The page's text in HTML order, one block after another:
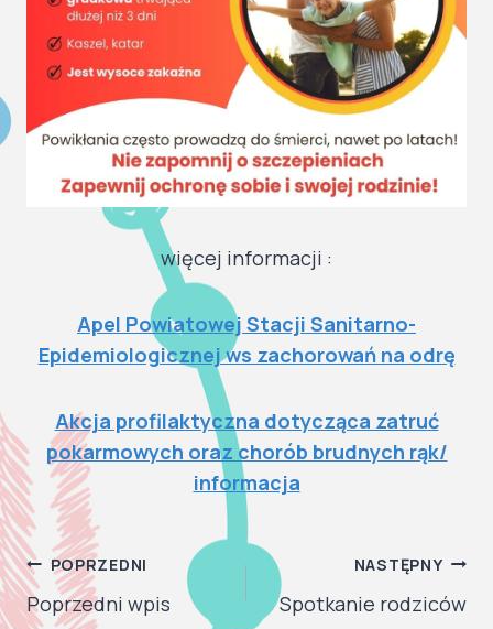
więcej informacji :
Apel Powiatowej Stacji Sanitarno-
Epidemiologicznej ws zachorowań na odrę
Akcja profilaktyczna dotycząca zatruć
pokarmowych oraz chorób brudnych rąk/
informacja
NAWIGACJA
WPISU
POPRZEDNI
Poprzedni wpis
NASTĘPNY
Spotkanie rodziców